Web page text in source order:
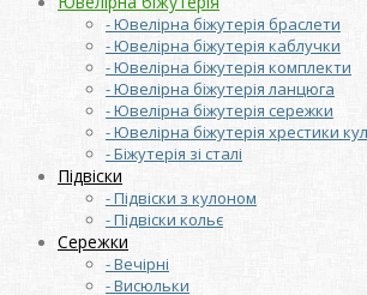
- Ювелірна біжутерія браслети
- Ювелірна біжутерія каблучки
- Ювелірна біжутерія комплекти
- Ювелірна біжутерія ланцюга
- Ювелірна біжутерія сережки
- Ювелірна біжутерія хрестики
- Біжутерія зі сталі
Підвіски
- Підвіски з кулоном
- Підвіски кольє
Сережки
- Вечірні
- Висюльки